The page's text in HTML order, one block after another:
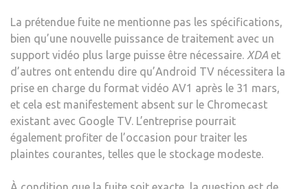
La prétendue fuite ne mentionne pas les spécifications,
bien qu’une nouvelle puissance de traitement avec un
support vidéo plus large puisse être nécessaire. XDA et
d’autres ont entendu dire qu’Android TV nécessitera la
prise en charge du format vidéo AV1 après le 31 mars,
et cela est manifestement absent sur le Chromecast
existant avec Google TV. L’entreprise pourrait
également profiter de l’occasion pour traiter les
plaintes courantes, telles que le stockage modeste.